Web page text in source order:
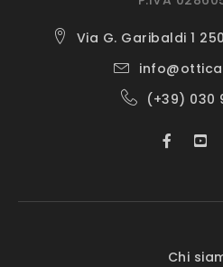
Via G. Garibaldi 1
(+39) 030
Chi